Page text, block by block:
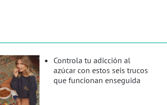
Controla tu adicción al
azúcar con estos seis trucos
que funcionan enseguida